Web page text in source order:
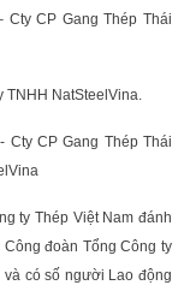
CP Gang Thép Thái
TNHH NatSteelVina.
CP Gang Thép Thái
ty Thép Việt Nam đánh
đoàn Tổng Công ty
có số người Lao động